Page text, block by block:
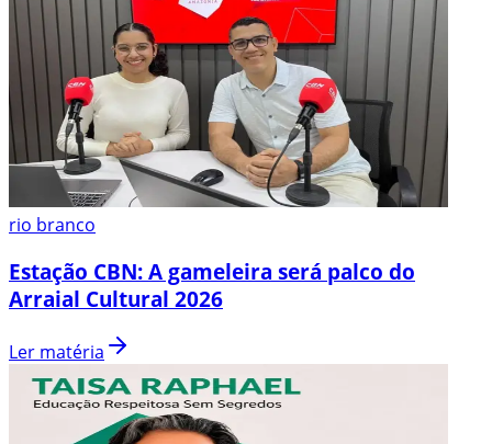
rio branco
Estação CBN: A gameleira será palco do
Arraial Cultural 2026
Ler matéria